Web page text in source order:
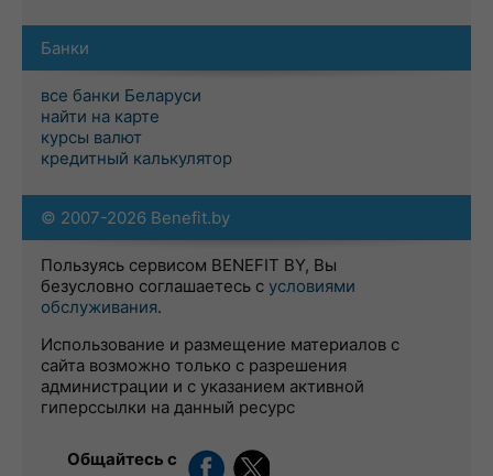
Банки
все банки Беларуси
найти на карте
курсы валют
кредитный калькулятор
© 2007-2026 Benefit.by
Пользуясь сервисом BENEFIT BY, Вы
безусловно соглашаетесь с условиями
обслуживания.
Использование и размещение материалов с
сайта возможно только с разрешения
администрации и с указанием активной
гиперссылки на данный ресурс
Общайтесь с